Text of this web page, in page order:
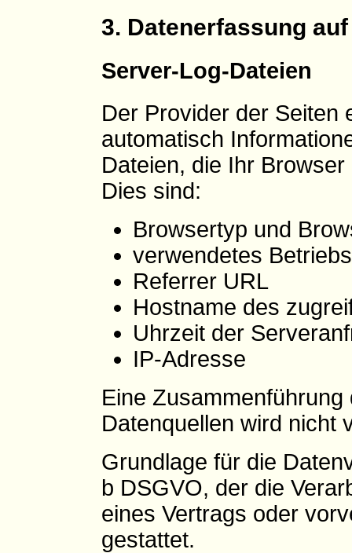
3. Datenerfassung
Server-Log-Dateien
Der Provider der Seiten
automatisch
Dateien, die Ihr
Dies sind:
Browsertyp und
verwendetes
Referrer URL
Hostname des
Uhrzeit der
IP-Adresse
Eine
Datenquellen wird nicht
Grundlage für die
b DSGVO, der die
eines Vertrags oder
gestattet.